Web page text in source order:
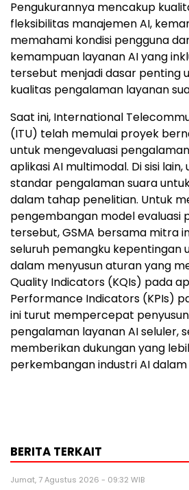
Pengukurannya mencakup
fleksibilitas manajemen AI,
memahami kondisi pengguna
kemampuan layanan AI yang
tersebut menjadi dasar penting
kualitas pengalaman layanan
Saat ini, International
(ITU) telah memulai proyek
untuk mengevaluasi
aplikasi AI multimodal. Di sisi
standar pengalaman suara
dalam tahap penelitian. Untuk
pengembangan model evaluasi
tersebut, GSMA bersama mitra
seluruh pemangku kepentingan
dalam menyusun aturan yang
Quality Indicators (KQIs) pada
Performance Indicators (KPIs)
ini turut mempercepat
pengalaman layanan AI seluler,
memberikan dukungan yang
perkembangan industri AI dalam
BERITA TERKAIT
Jumat, 7 Agustus 2026 - 09:32 WIB